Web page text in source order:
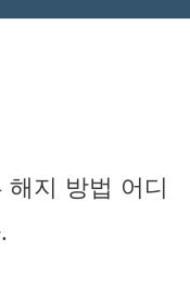
지 방법 어디